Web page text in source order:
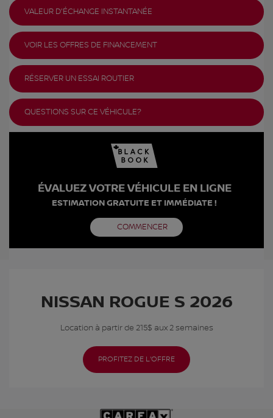
VALEUR D'ÉCHANGE INSTANTANÉE
VOIR LES OFFRES DE FINANCEMENT
RÉSERVER UN ESSAI ROUTIER
QUESTIONS SUR CE VÉHICULE?
ÉVALUEZ VOTRE VÉHICULE EN LIGNE
ESTIMATION GRATUITE ET IMMÉDIATE !
COMMENCER
NISSAN ROGUE S 2026
Location à partir de 215$ aux 2 semaines
PROFITEZ DE L'OFFRE